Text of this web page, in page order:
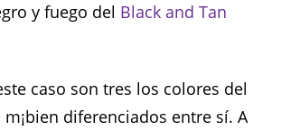
y fuego del Black and Tan
caso son tres los colores del
diferenciados entre sí. A